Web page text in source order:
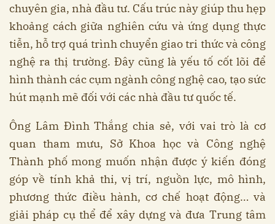
chuyên gia, nhà đầu tư. Cấu trúc này giúp thu hẹp
khoảng cách giữa nghiên cứu và ứng dụng thực
tiễn, hỗ trợ quá trình chuyển giao tri thức và công
nghệ ra thị trường. Đây cũng là yếu tố cốt lõi để
hình thành các cụm ngành công nghệ cao, tạo sức
hút mạnh mẽ đối với các nhà đầu tư quốc tế.
Ông Lâm Đình Thắng chia sẻ, với vai trò là cơ
quan tham mưu, Sở Khoa học và Công nghệ
Thành phố mong muốn nhận được ý kiến đóng
góp về tính khả thi, vị trí, nguồn lực, mô hình,
phương thức điều hành, cơ chế hoạt động… và
giải pháp cụ thể để xây dựng và đưa Trung tâm